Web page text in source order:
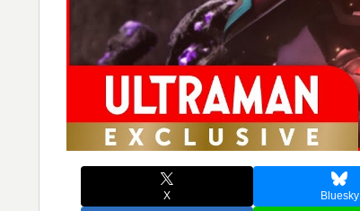
X Bluesky